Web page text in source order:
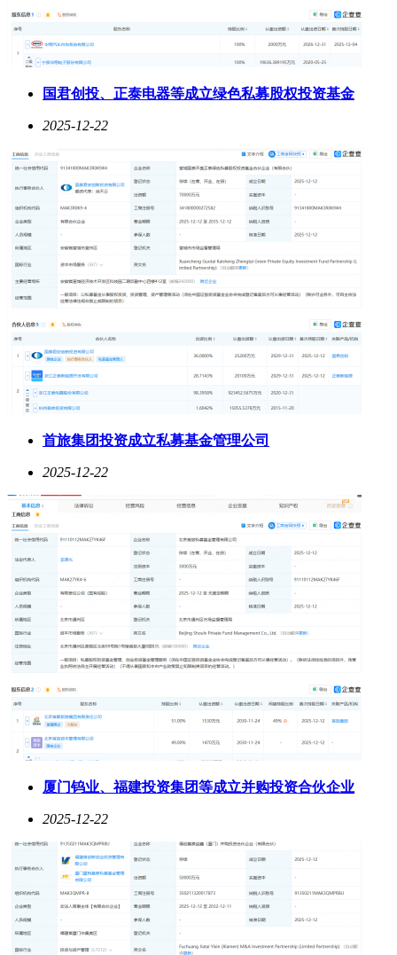
国君创投、正泰电器等成立绿色私募股权投资基金
2025-12-22
首旅集团投资成立私募基金管理公司
2025-12-22
厦门钨业、福建投资集团等成立并购投资合伙企业
2025-12-22